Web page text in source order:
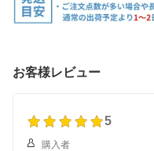
お客様レビュー
5
購入者